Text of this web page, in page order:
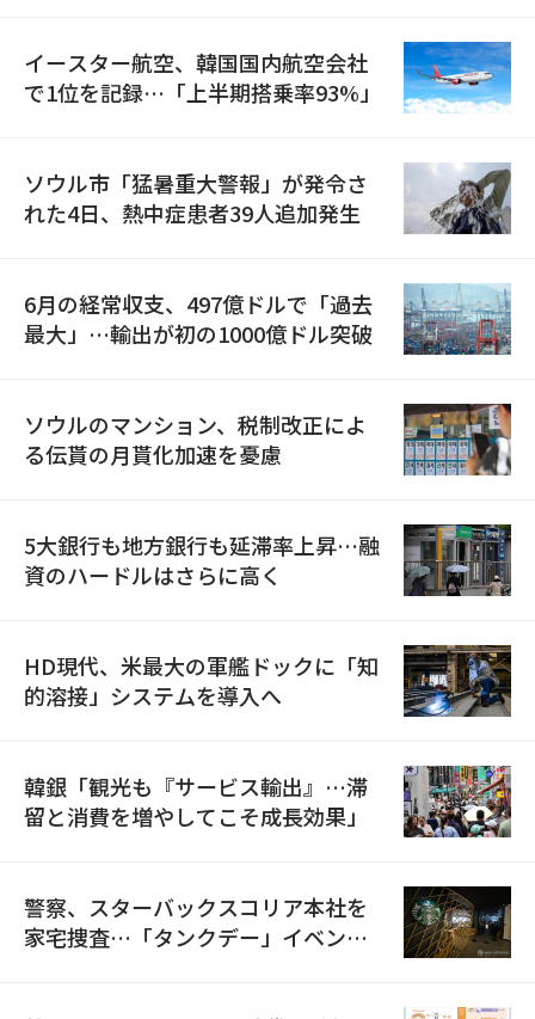
イースター航空、韓国国内航空会社
で1位を記録…「上半期搭乗率93%」
ソウル市「猛暑重大警報」が発令さ
れた4日、熱中症患者39人追加発生
6月の経常収支、497億ドルで「過去
最大」…輸出が初の1000億ドル突破
ソウルのマンション、税制改正によ
る伝貰の月貰化加速を憂慮
5大銀行も地方銀行も延滞率上昇…融
資のハードルはさらに高く
HD現代、米最大の軍艦ドックに「知
的溶接」システムを導入へ
韓銀「観光も『サービス輸出』…滞
留と消費を増やしてこそ成長効果」
警察、スターバックスコリア本社を
家宅捜査…「タンクデー」イベント